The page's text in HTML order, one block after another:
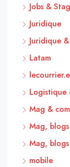
Jobs &
Juridique
Juridique
Latam
Logistique
Mag &
Mag,
Mag,
mobile